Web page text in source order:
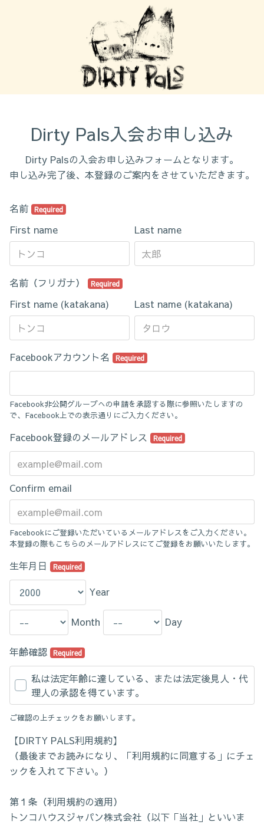
Dirty Pals入会お申し込み
Dirty Palsの入会お申し込みフォームとなります。
申し込み完了後、本登録のご案内をさせていただきます。
名前 Required
Last name
First name
名前（フリガナ） Required
Last name (katakana)
First name (katakana)
Facebookアカウント名 Required
Facebook非公開グループへの申請を承認する際に参照いたしますの
で、Facebook上での表示通りにご入力ください。
Facebook登録のメールアドレス Required
Confirm email
Facebookにご登録いただいているメールアドレスをご入力ください。
本登録の際もこちらのメールアドレスにてご登録をお願いいたします。
生年月日 Required
Year
Month Day
年齢確認 Required
私は法定年齢に達している、または法定後見人・代
理人の承認を得ています。
ご確認の上チェックをお願いします。
【DIRTY PALS利用規約】
（最後までお読みになり、「利用規約に同意する」にチェ
ックを入れて下さい。）
第１条（利用規約の適用）
トンコハウスジャパン株式会社（以下「当社」といいま